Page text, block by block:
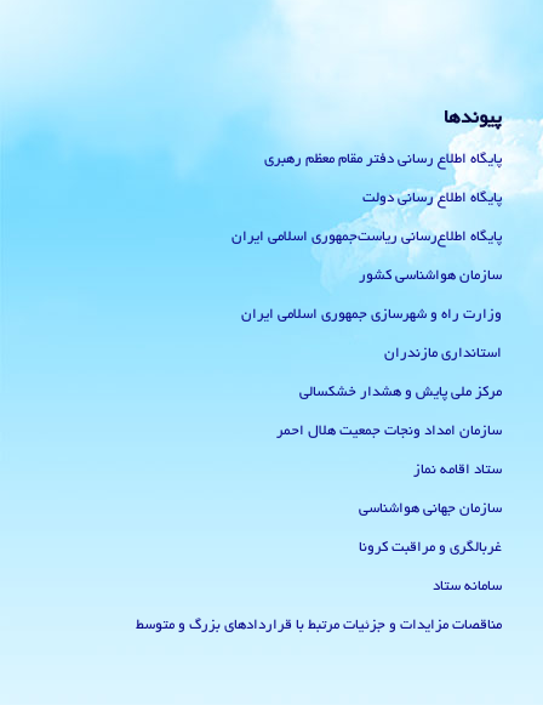
پیوندها
پایگاه اطلاع رسانی دفتر مقام معظم رهبری
پایگاه اطلاع رسانی دولت
پایگاه اطلاع‌رسانی ریاست‌جمهوری اسلامی ایران
سازمان هواشناسی کشور
وزارت راه و شهرسازی جمهوری اسلامی ایران
استانداری مازندران
مرکز ملی پایش و هشدار خشکسالی
سازمان امداد ونجات جمعیت هلال احمر
ستاد اقامه نماز
سازمان جهانی هواشناسی
غربالگری و مراقبت کرونا
سامانه ستاد
مناقصات مزایدات و جزئیات مرتبط با قراردادهای بزرگ و متوسط